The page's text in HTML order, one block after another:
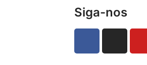
Siga-nos